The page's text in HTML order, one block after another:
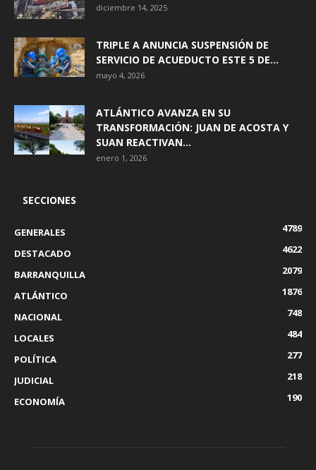
diciembre 14, 2025
TRIPLE A ANUNCIA SUSPENSIÓN DE
SERVICIO DE ACUEDUCTO ESTE 5 DE...
mayo 4, 2026
ATLÁNTICO AVANZA EN SU
TRANSFORMACIÓN: JUAN DE ACOSTA Y
SUAN REACTIVAN...
enero 1, 2026
SECCIONES
GENERALES
4789
DESTACADO
4622
BARRANQUILLA
2079
ATLÁNTICO
1876
NACIONAL
748
LOCALES
484
POLÍTICA
277
JUDICIAL
218
ECONOMÍA
190